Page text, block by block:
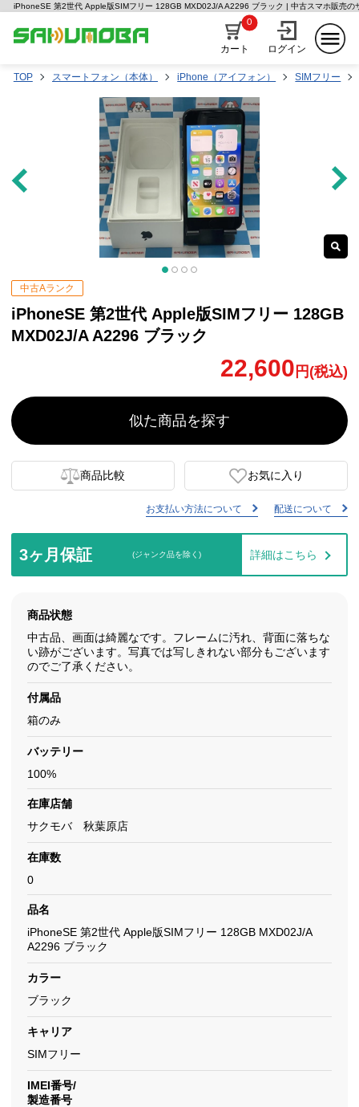
iPhoneSE 第2世代 Apple版SIMフリー 128GB MXD02J/A A2296 ブラック | 中古スマホ販売の
カート
0
ログイン
TOP スマートフォン（本体） iPhone（アイフォン） SIMフリー
中古Aランク
iPhoneSE 第2世代 Apple版SIMフリー 128GB
MXD02J/A A2296 ブラック
22,600 円(税込)
似た商品を探す
商品比較 お気に入り
お支払い方法について 配送について
3ヶ月保証 (ジャンク品を除く) 詳細はこちら
商品状態
中古品、画面は綺麗なです。フレームに汚れ、背面に落ちな
い跡がございます。写真では写しきれない部分もございます
のでご了承ください。
付属品
箱のみ
バッテリー
100%
在庫店舗
サクモバ 秋葉原店
在庫数
0
品名
iPhoneSE 第2世代 Apple版SIMフリー 128GB MXD02J/A
A2296 ブラック
カラー
ブラック
キャリア
SIMフリー
IMEI番号/
製造番号